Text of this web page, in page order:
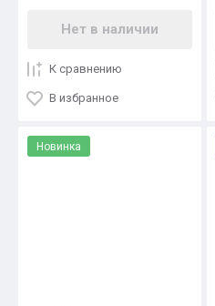
Нет в наличии
К сравнению
В избранное
Новинка